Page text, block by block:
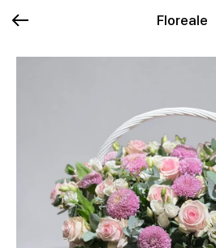
Floreale